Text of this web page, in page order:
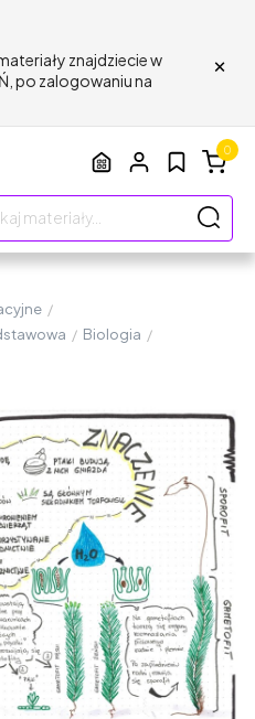
znajdziecie w
po zalogowaniu na
×
0
/
/ Biologia /